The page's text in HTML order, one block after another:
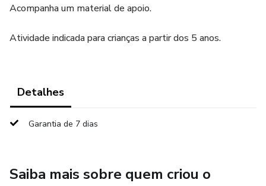
Acompanha um material de apoio.
Atividade indicada para crianças a partir dos 5 anos.
Detalhes
Garantia de 7 dias
Saiba mais sobre quem criou o